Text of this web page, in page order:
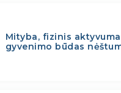
Mityba, fizinis
gyvenimo būdas